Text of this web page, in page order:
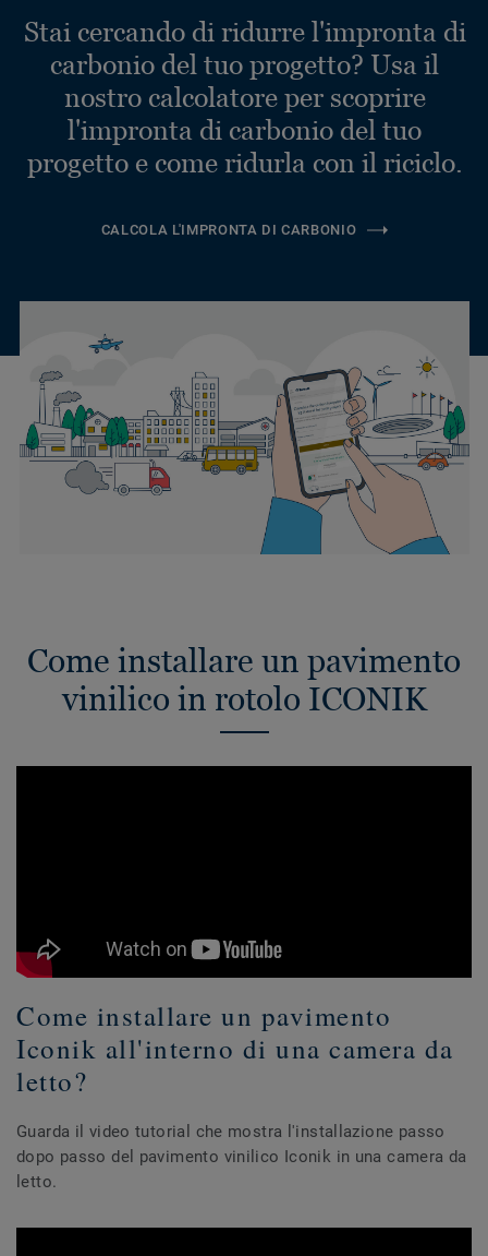
Stai cercando di ridurre l'impronta di
carbonio del tuo progetto? Usa il
nostro calcolatore per scoprire
l'impronta di carbonio del tuo
progetto e come ridurla con il riciclo.
CALCOLA L'IMPRONTA DI CARBONIO
Come installare un pavimento
vinilico in rotolo ICONIK
Come installare un pavimento
Iconik all'interno di una camera da
letto?
Guarda il video tutorial che mostra l'installazione passo
dopo passo del pavimento vinilico Iconik in una camera da
letto.